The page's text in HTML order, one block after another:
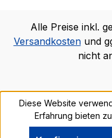
Alle Preise inkl.
Versandkostenund
nicht
Diese Website
Erfahrung bieten